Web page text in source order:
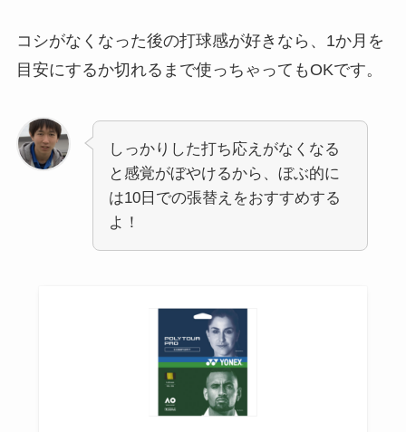
コシがなくなった後の打球感が好きなら、1か月を
目安にするか切れるまで使っちゃってもOKです。
しっかりした打ち応えがなくなる
と感覚がぼやけるから、ぼぶ的に
は10日での張替えをおすすめする
よ！